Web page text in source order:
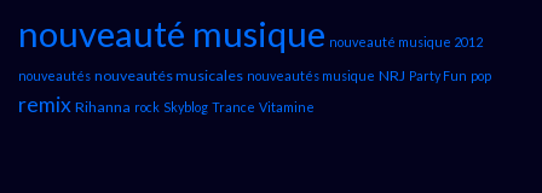
nouveauté musique nouveauté musique 2012
nouveautés nouveautés musicales nouveautés musique NRJ Party Fun pop
remix Rihanna rock Skyblog Trance Vitamine